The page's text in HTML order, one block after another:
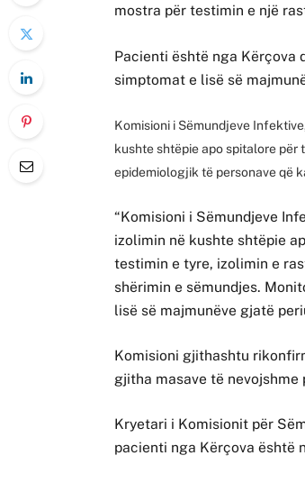
mostra për testimin e një
Pacienti është nga Kërçova
simptomat e lisë së
Komisioni i Sëmundjeve
kushte shtëpie apo spitalore për
epidemiologjik të personave që
“Komisioni i Sëmundjeve
izolimin në kushte shtëpie
testimin e tyre, izolimin e
shërimin e sëmundjes.
lisë së majmunëve gjatë
Komisioni gjithashtu
gjitha masave të nevojshme
Kryetari i Komisionit për
pacienti nga Kërçova është